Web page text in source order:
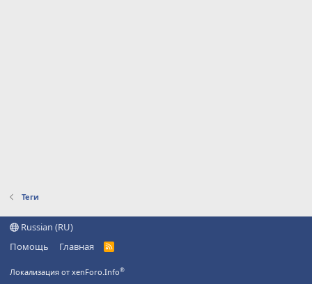
Теги
Russian (RU)
Помощь
Главная
R
Локализация от xenForo.Info®